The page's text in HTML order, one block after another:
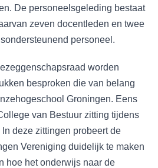
De personeelsgeleding bestaat
zeven docentleden en twee
personeel.
worden
besproken die van belang
Groningen. Eens
van Bestuur zitting tijdens
deze zittingen probeert de
Vereniging duidelijk te maken
hoe het onderwijs naar de